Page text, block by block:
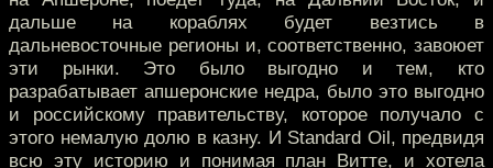
дальше на кораблях будет везтись в
дальневосточные регионы и, соответственно, завоюет
эти рынки. Это было выгодно и тем, кто
разрабатывает апшеронские недра, было это выгодно
и российскому правительству, которое получало с
этого немалую долю в казну. И Standard Oil, предвидя
всю эту историю и понимая план Витте, и хотела